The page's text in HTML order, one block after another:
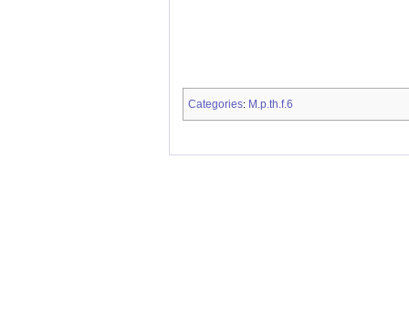
Categories: M.p.th.f.6